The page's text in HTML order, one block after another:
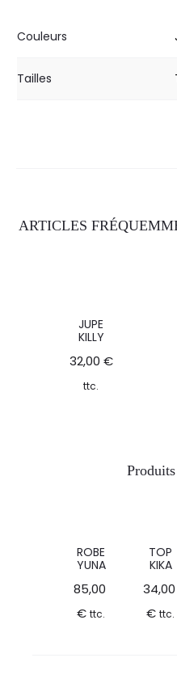
Couleurs
Tailles
ARTICLES
JUPE
KILLY
32,00 €
ttc.
ROBE
YUNA
85,00
€ ttc.
TOP
KIKA
34,00
€ ttc.